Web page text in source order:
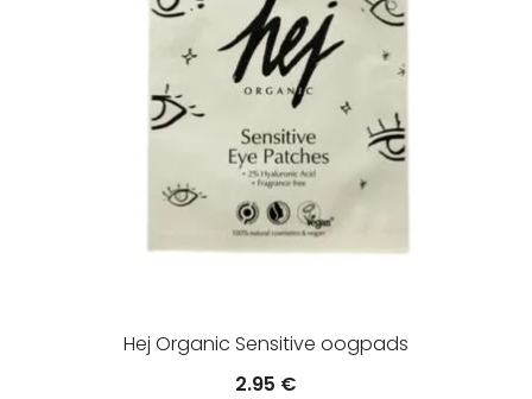
Hej Organic Sensitive oogpads
2.95 €